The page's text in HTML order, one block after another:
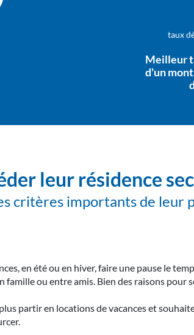
taux
Meilleur
d'un
leur résidence
critères importants de leur
en été ou en hiver, faire une pause le
famille ou entre amis. Bien des raisons pour
partir en locations de vacances et